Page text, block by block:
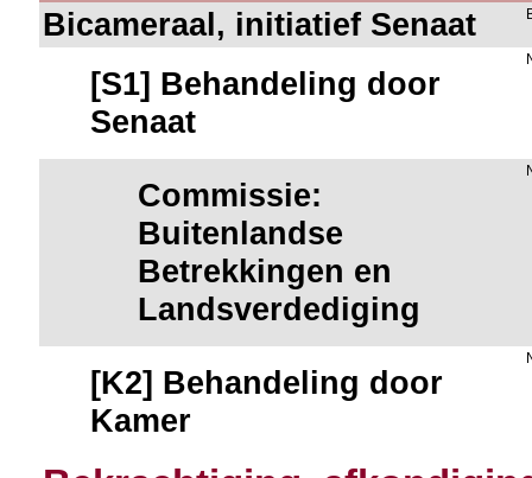
Bicameraal, initiatief Senaat
[S1] Behandeling door
Senaat
Commissie:
Buitenlandse
Betrekkingen en
Landsverdediging
[K2] Behandeling door
Kamer